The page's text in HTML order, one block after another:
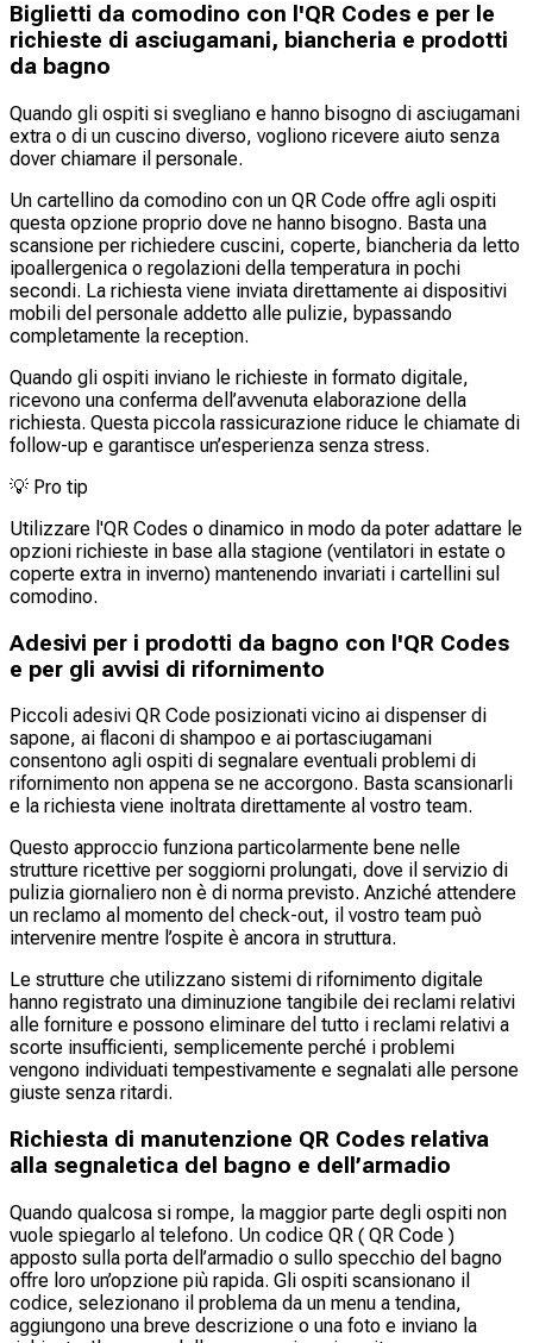
Biglietti da comodino con l'QR Codes e per le
richieste di asciugamani, biancheria e prodotti
da bagno
Quando gli ospiti si svegliano e hanno bisogno di asciugamani
extra o di un cuscino diverso, vogliono ricevere aiuto senza
dover chiamare il personale.
Un cartellino da comodino con un QR Code offre agli ospiti
questa opzione proprio dove ne hanno bisogno. Basta una
scansione per richiedere cuscini, coperte, biancheria da letto
ipoallergenica o regolazioni della temperatura in pochi
secondi. La richiesta viene inviata direttamente ai dispositivi
mobili del personale addetto alle pulizie, bypassando
completamente la reception.
Quando gli ospiti inviano le richieste in formato digitale,
ricevono una conferma dell’avvenuta elaborazione della
richiesta. Questa piccola rassicurazione riduce le chiamate di
follow-up e garantisce un’esperienza senza stress.
💡 Pro tip
Utilizzare l'QR Codes o dinamico in modo da poter adattare le
opzioni richieste in base alla stagione (ventilatori in estate o
coperte extra in inverno) mantenendo invariati i cartellini sul
comodino.
Adesivi per i prodotti da bagno con l'QR Codes
e per gli avvisi di rifornimento
Piccoli adesivi QR Code posizionati vicino ai dispenser di
sapone, ai flaconi di shampoo e ai portasciugamani
consentono agli ospiti di segnalare eventuali problemi di
rifornimento non appena se ne accorgono. Basta scansionarli
e la richiesta viene inoltrata direttamente al vostro team.
Questo approccio funziona particolarmente bene nelle
strutture ricettive per soggiorni prolungati, dove il servizio di
pulizia giornaliero non è di norma previsto. Anziché attendere
un reclamo al momento del check-out, il vostro team può
intervenire mentre l’ospite è ancora in struttura.
Le strutture che utilizzano sistemi di rifornimento digitale
hanno registrato una diminuzione tangibile dei reclami relativi
alle forniture e possono eliminare del tutto i reclami relativi a
scorte insufficienti, semplicemente perché i problemi
vengono individuati tempestivamente e segnalati alle persone
giuste senza ritardi.
Richiesta di manutenzione QR Codes relativa
alla segnaletica del bagno e dell’armadio
Quando qualcosa si rompe, la maggior parte degli ospiti non
vuole spiegarlo al telefono. Un codice QR ( QR Code )
apposto sulla porta dell’armadio o sullo specchio del bagno
offre loro un’opzione più rapida. Gli ospiti scansionano il
codice, selezionano il problema da un menu a tendina,
aggiungono una breve descrizione o una foto e inviano la